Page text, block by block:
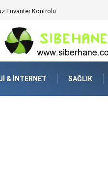
Envanter Kontrolü
& İNTERNET SAĞLIK